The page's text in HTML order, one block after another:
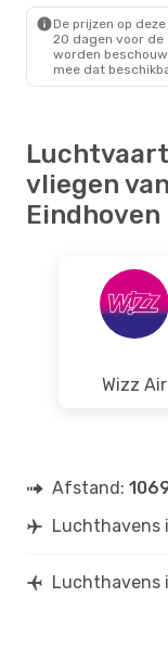
De prijzen op
20 dagen voor de
worden
mee dat
vliegen
Eindhoven
Wizz Air
Afstand:
Luchthavens
Luchthavens